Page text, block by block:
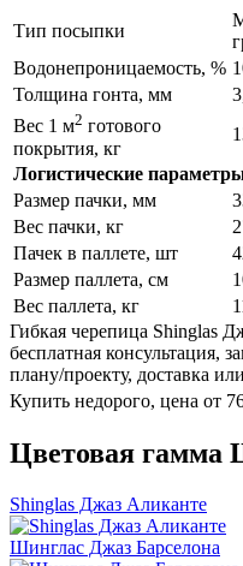
Тип посыпки
Водонепроницаемость, %
Толщина гонта, мм
Вес 1 м2 готового
покрытия, кг
Логистические
Размер пачки, мм
Вес пачки, кг
Пачек в паллете, шт
Размер паллета, см
Вес паллета, кг
Гибкая черепица Shinglas
бесплатная консультация,
плану/проекту, доставка
Купить недорого, цена от
Цветовая гамма
Shinglas Джаз Аликанте
Шинглас Джаз Барселона